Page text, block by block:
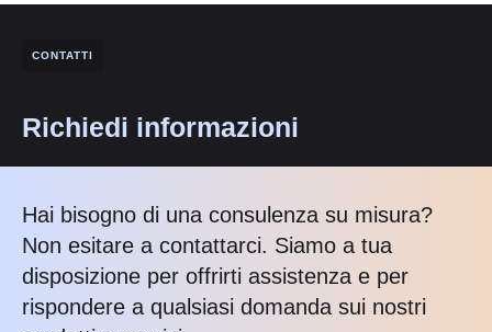
CONTATTI
Richiedi informazioni
Hai bisogno di una consulenza su misura?
Non esitare a contattarci. Siamo a tua
disposizione per offrirti assistenza e per
rispondere a qualsiasi domanda sui nostri